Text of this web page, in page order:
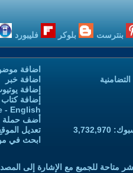
بنترست بلوكر فليبورد
اضافة
اضافة خبر
إضافة
إضافة
- English
أضف حملة
تعديل
ابحث في
متاحة للجميع مع الإشارة إلى